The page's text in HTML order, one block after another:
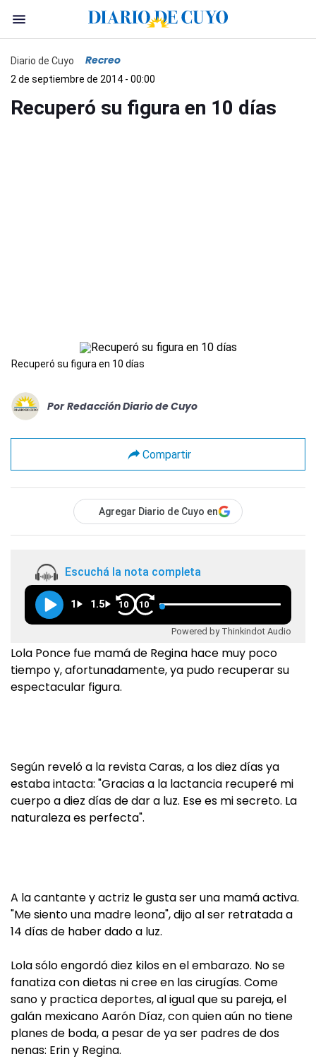
Diario de Cuyo Recreo
2 de septiembre de 2014 - 00:00
Recuperó su figura en 10 días
Recuperó su figura en 10 días
Por Redacción Diario de Cuyo
Compartir
Agregar Diario de Cuyo en
Escuchá la nota completa
1 1.5 10 10
Powered by Thinkindot Audio
Lola Ponce fue mamá de Regina hace muy poco
tiempo y, afortunadamente, ya pudo recuperar su
espectacular figura.
Según reveló a la revista Caras, a los diez días ya
estaba intacta: "Gracias a la lactancia recuperé mi
cuerpo a diez días de dar a luz. Ese es mi secreto. La
naturaleza es perfecta".
A la cantante y actriz le gusta ser una mamá activa.
"Me siento una madre leona", dijo al ser retratada a
14 días de haber dado a luz.
Lola sólo engordó diez kilos en el embarazo. No se
fanatiza con dietas ni cree en las cirugías. Come
sano y practica deportes, al igual que su pareja, el
galán mexicano Aarón Díaz, con quien aún no tiene
planes de boda, a pesar de ya ser padres de dos
nenas: Erin y Regina.